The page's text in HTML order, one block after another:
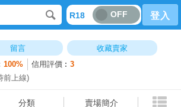
R18 OFF 登入
留言
收藏賣家
100% 信用評價︰3
前上線)
分類 賣場簡介
分類 賣場簡介